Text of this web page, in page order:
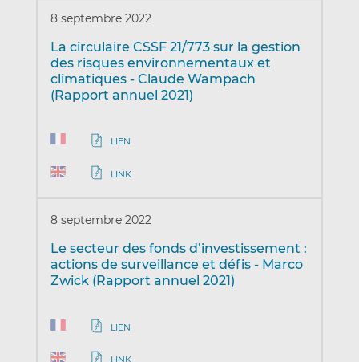
8 septembre 2022
La circulaire CSSF 21/773 sur la gestion
des risques environnementaux et
climatiques - Claude Wampach
(Rapport annuel 2021)
LIEN
LINK
8 septembre 2022
Le secteur des fonds d’investissement :
actions de surveillance et défis - Marco
Zwick (Rapport annuel 2021)
LIEN